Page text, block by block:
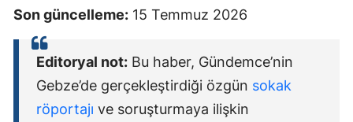
Son güncelleme: 15 Temmuz 2026
Editoryal not: Bu haber, Gündemce’nin
Gebze’de gerçekleştirdiği özgün sokak
röportajı ve soruşturmaya ilişkin